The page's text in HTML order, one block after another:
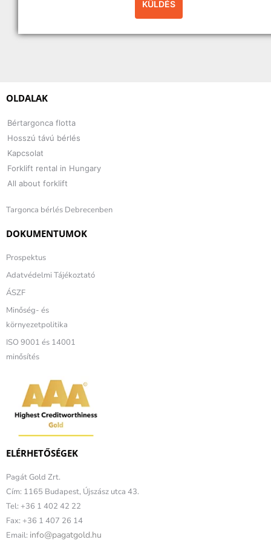
OLDALAK
Bértargonca flotta
Hosszú távú bérlés
Kapcsolat
Forklift rental in Hungary
All about forklift
Targonca bérlés Debrecenben
DOKUMENTUMOK
Prospektus
Adatvédelmi Tájékoztató
ÁSZF
Minőség- és
környezetpolitika
ISO 9001 és 14001
minősítés
ELÉRHETŐSÉGEK
Pagát Gold Zrt.
Cím: 1165 Budapest, Újszász utca 43.
Tel: +36 1 402 42 22
Fax: +36 1 407 26 14
Email: info@pagatgold.hu